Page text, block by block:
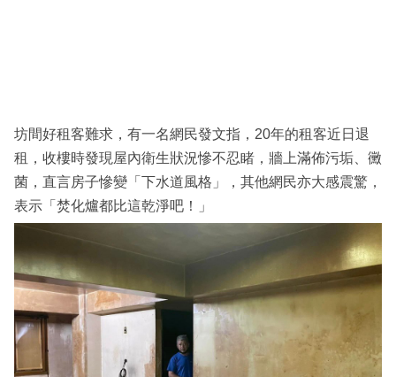
區
坊間好租客難求，有一名網民發文指，20年的租客近日退
租，收樓時發現屋內衛生狀況慘不忍睹，牆上滿佈污垢、黴
菌，直言房子慘變「下水道風格」，其他網民亦大感震驚，
表示「焚化爐都比這乾淨吧！」